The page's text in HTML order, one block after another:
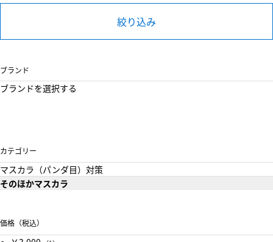
絞り込み
ブランド
ブランドを選択する
カテゴリー
マスカラ（パンダ目）対策
そのほかマスカラ
価格（税込）